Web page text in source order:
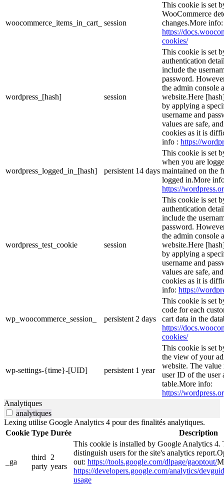
woocommerce_items_in_cart_ session
This cookie is set
WooCommerce
changes.More info:
https://
cookies/
wordpress_[hash] session
This cookie is set
authentication
include the
password.
the admin console
website.Here
by applying a
username and
values are safe,
cookies as it is
info : https://
wordpress_logged_in_[hash] persistent 14 days
This cookie is set
when you are
maintained on the
logged in.More
https://
wordpress_test_cookie session
This cookie is set
authentication
include the
password.
the admin console
website.Here
by applying a
username and
values are safe,
cookies as it is
info: https://
wp_woocommerce_session_ persistent 2 days
This cookie is set
code for each
cart data in the
https://
cookies/
wp-settings-{time}-[UID] persistent 1 year
This cookie is set
the view of your
website. The
user ID of the user
table.More info:
https://
Analytiques
analytiques
Lexing utilise Google Analytics 4 pour des finalités analytiques.
Cookie Type Durée Description
_ga
third
party
2
years
This cookie is installed by Google Analytics 4.
distinguish users for the site's analytics
out: https://tools.google.com/dlpage/gaoptout/
https://developers.google.com/analytics/
usage